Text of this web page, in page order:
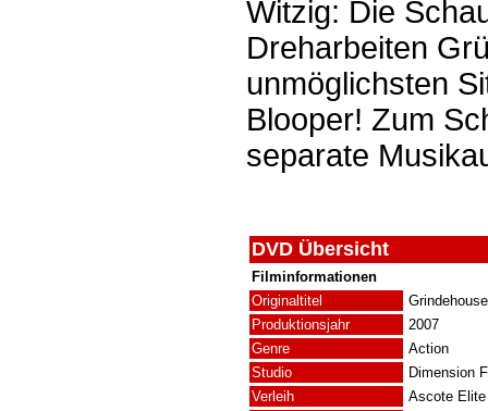
Witzig: Die
Dreharbeiten
unmöglichsten
Blooper! Zum
separate
DVD Übersicht
Filminformationen
Originaltitel
Produktionsjahr
2007
Genre
Action
Studio
Dimension
Verleih
Ascote